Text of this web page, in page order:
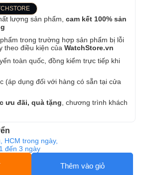
lượng sản phẩm, cam kết 100% sản
trong trường hợp sản phẩm bị lỗi
theo điều kiện của WatchStore.vn
toàn quốc, đồng kiểm trực tiếp khi
(áp dụng đối với hàng có sẵn tại cửa
ưu đãi, quà tặng , chương trình khách
HCM trong ngày,
đến 3 ngày
Thêm vào giỏ